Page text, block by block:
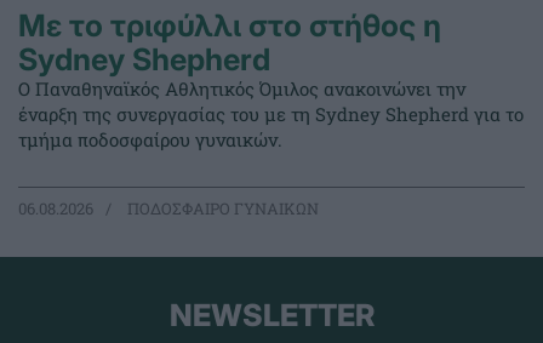
Με το τριφύλλι στο στήθος η
Sydney Shepherd
Ο Παναθηναϊκός Αθλητικός Όμιλος ανακοινώνει την
έναρξη της συνεργασίας του με τη Sydney Shepherd για το
τμήμα ποδοσφαίρου γυναικών.
06.08.2026 ΠΟΔΟΣΦΑΙΡΟ ΓΥΝΑΙΚΩΝ
NEWSLETTER